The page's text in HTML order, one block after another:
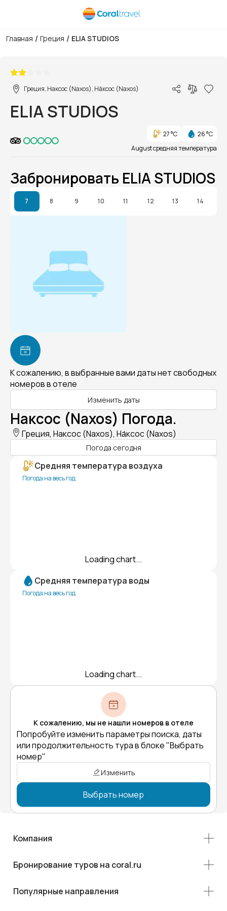
Главная / Греция / ELIA STUDIOS
Греция, Наксос (Naxos), На́ксос (Naxos)
ELIA STUDIOS
27 °C
26 °C
August средняя температура
Забронировать ELIA STUDIOS
7 8 9 10 11 12 13 14
К сожалению, в выбранные вами даты нет свободных
номеров в отеле
Изменить даты
Наксос (Naxos) Погода.
Греция, Наксос (Naxos), На́ксос (Naxos)
Погода сегодня
Средняя температура воздуха
Погода на весь год
Loading chart...
Средняя температура воды
Погода на весь год
Loading chart...
К сожалению, мы не нашли номеров в отеле
Попробуйте изменить параметры поиска, даты
или продолжительность тура в блоке "Выбрать
номер"
Изменить
Выбрать номер
Компания
Бронирование туров на coral.ru
Популярные направления